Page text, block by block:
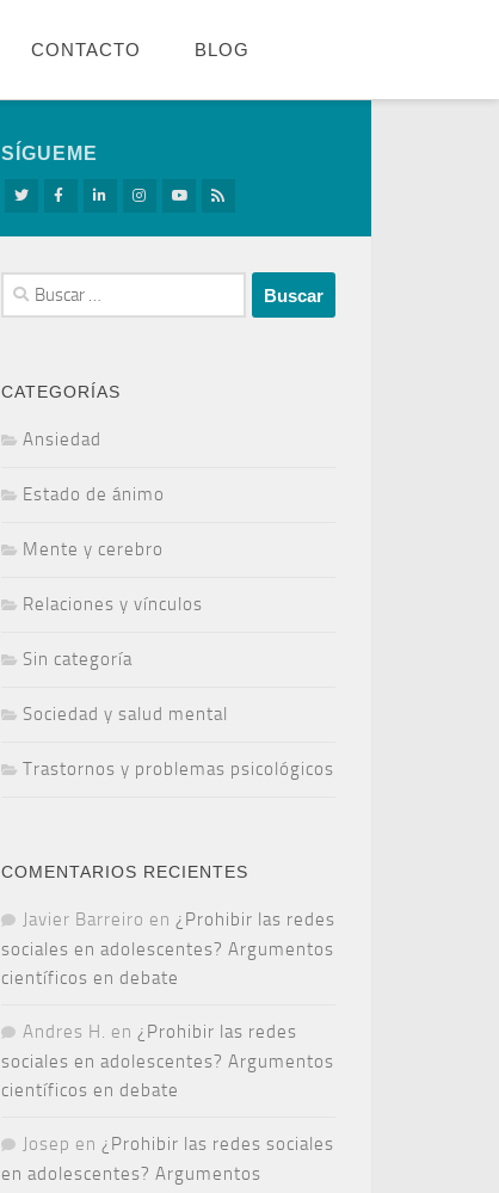
CONTACTO BLOG
SÍGUEME
Buscar:
CATEGORÍAS
Ansiedad
Estado de ánimo
Mente y cerebro
Relaciones y vínculos
Sin categoría
Sociedad y salud mental
Trastornos y problemas psicológicos
COMENTARIOS RECIENTES
Javier Barreiro en ¿Prohibir las redes
sociales en adolescentes? Argumentos
científicos en debate
Andres H. en ¿Prohibir las redes
sociales en adolescentes? Argumentos
científicos en debate
Josep en ¿Prohibir las redes sociales
en adolescentes? Argumentos